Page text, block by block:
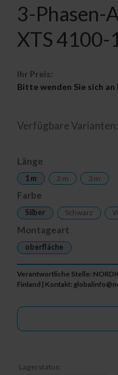
3-Phasen-
XTS 4100-
Ihr Preis:
Bitte wenden Sie sich
Lagerstatus:
Verfügbare Varianten:
Länge
1 m 2 m 3 m
Farbe
Silber Schwarz
Montageart
oberfläche
Verantwortliche Stelle:
Finland | Kontakt: